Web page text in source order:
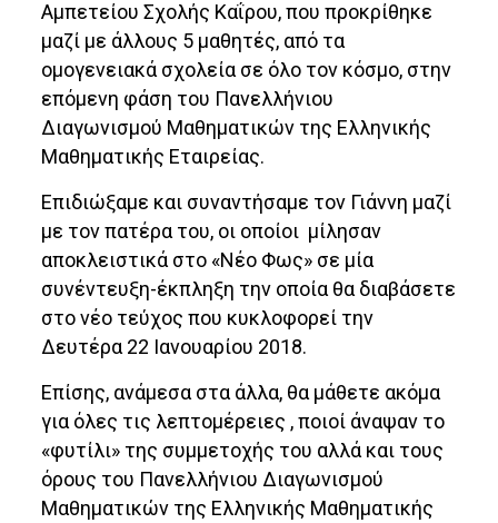
Αμπετείου Σχολής Καΐρου, που προκρίθηκε
μαζί με άλλους 5 μαθητές, από τα
ομογενειακά σχολεία σε όλο τον κόσμο, στην
επόμενη φάση του Πανελλήνιου
Διαγωνισμού Μαθηματικών της Ελληνικής
Μαθηματικής Εταιρείας.
Επιδιώξαμε και συναντήσαμε τον Γιάννη μαζί
με τον πατέρα του, οι οποίοι μίλησαν
αποκλειστικά στο «Νέο Φως» σε μία
συνέντευξη-έκπληξη την οποία θα διαβάσετε
στο νέο τεύχος που κυκλοφορεί την
Δευτέρα 22 Ιανουαρίου 2018.
Επίσης, ανάμεσα στα άλλα, θα μάθετε ακόμα
για όλες τις λεπτομέρειες , ποιοί άναψαν το
«φυτίλι» της συμμετοχής του αλλά και τους
όρους του Πανελλήνιου Διαγωνισμού
Μαθηματικών της Ελληνικής Μαθηματικής